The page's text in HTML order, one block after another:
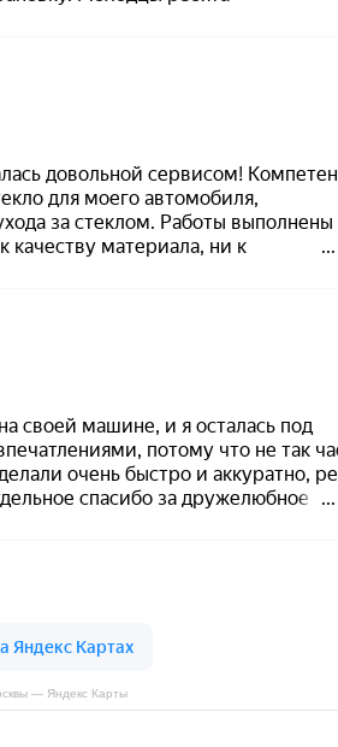
— Яндекс Карты